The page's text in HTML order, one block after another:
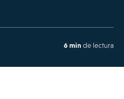
6 min de lectura